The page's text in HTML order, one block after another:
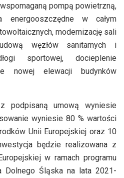
pompą powietrzną,
energooszczędne w całym
modernizację sali
węzłów sanitarnych i
sportowej, docieplenie
nowej elewacji budynków
podpisaną umową wyniesie
wyniesie 80 % wartości
Unii Europejskiej oraz 10
będzie realizowana z
w ramach programu
Dolnego Śląska na lata 2021-